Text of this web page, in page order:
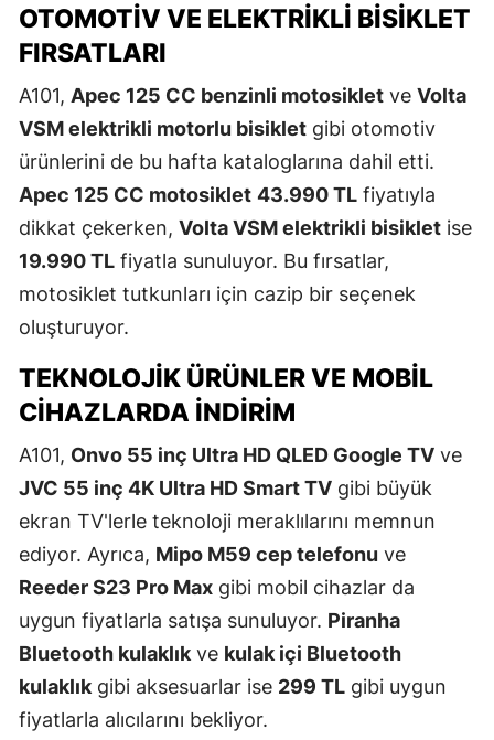
OTOMOTIV VE ELEKTRIKLI BISIKLET
FIRSATLARI
A101, Apec 125 CC benzinli motosiklet ve Volta
VSM elektrikli motorlu bisiklet gibi otomotiv
ürünlerini de bu hafta kataloglarına dahil etti.
Apec 125 CC motosiklet 43.990 TL fiyatıyla
dikkat çekerken, Volta VSM elektrikli bisiklet ise
19.990 TL fiyatla sunuluyor. Bu fırsatlar,
motosiklet tutkunları için cazip bir seçenek
oluşturuyor.
TEKNOLOJIK ÜRÜNLER VE MOBIL
CIHAZLARDA İNDIRIM
A101, Onvo 55 inç Ultra HD QLED Google TV ve
JVC 55 inç 4K Ultra HD Smart TV gibi büyük
ekran TV'lerle teknoloji meraklılarını memnun
ediyor. Ayrıca, Mipo M59 cep telefonu ve
Reeder S23 Pro Max gibi mobil cihazlar da
uygun fiyatlarla satışa sunuluyor. Piranha
Bluetooth kulaklık ve kulak içi Bluetooth
kulaklık gibi aksesuarlar ise 299 TL gibi uygun
fiyatlarla alıcılarını bekliyor.